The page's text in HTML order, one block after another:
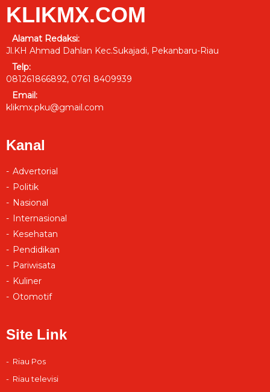
KLIKMX.COM
Alamat Redaksi:
Jl.KH Ahmad Dahlan Kec.Sukajadi, Pekanbaru-Riau
Telp:
081261866892, 0761 8409939
Email:
klikmx.pku@gmail.com
Kanal
Advertorial
Politik
Nasional
Internasional
Kesehatan
Pendidikan
Pariwisata
Kuliner
Otomotif
Site Link
Riau Pos
Riau televisi